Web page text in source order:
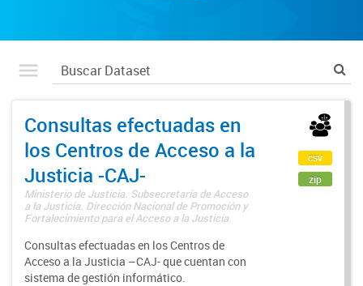
Consultas efectuadas en
los Centros de Acceso a la
Justicia -CAJ-
Ministerio de Justicia. Subsecretaría de Acceso
a la Justicia. Dirección Nacional de Promoción y
Fortalecimiento para el Acceso a la Justicia
Consultas efectuadas en los Centros de
Acceso a la Justicia –CAJ- que cuentan con
sistema de gestión informático.
csv
zip